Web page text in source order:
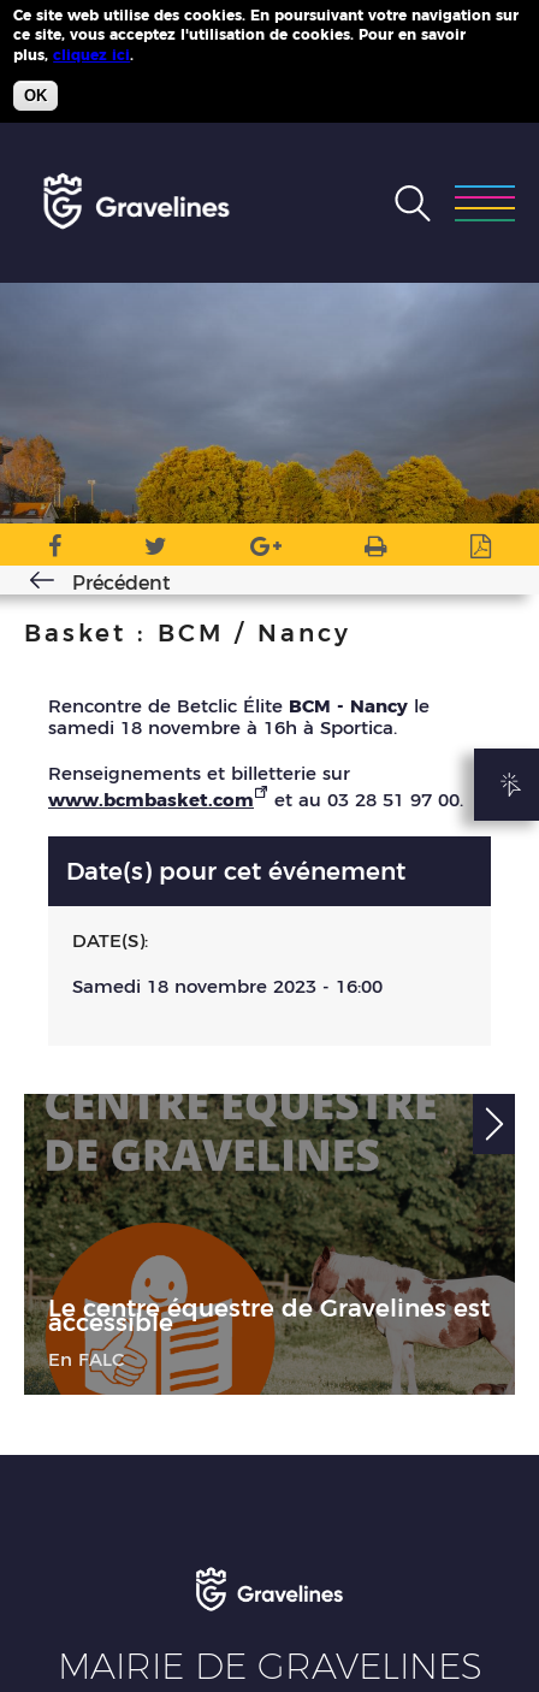
Ce site web utilise des cookies. En poursuivant votre navigation sur
ce site, vous acceptez l'utilisation de cookies. Pour en savoir
plus,cliquez ici.
OK
Précédent
Basket : BCM / Nancy
Rencontre de Betclic Élite BCM - Nancy le
samedi 18 novembre à 16h à Sportica.
Renseignements et billetterie sur
www.bcmbasket.com
et au 03 28 51 97 00.
Date(s) pour cet événement
DATE(S):
Samedi 18 novembre 2023 - 16:00
Le centre équestre de Gravelines est
accessible
En FALC
MAIRIE DE GRAVELINES